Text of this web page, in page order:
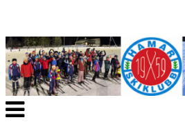
Veksle
navigasjon